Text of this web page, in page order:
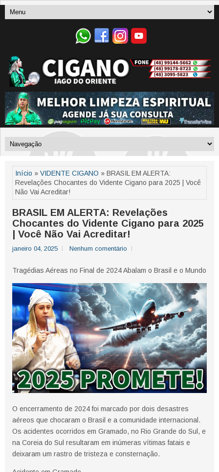
Início » VIDENTE CIGANO » BRASIL EM ALERTA:
Revelações Chocantes do Vidente Cigano para 2025 | Você
Não Vai Acreditar!
BRASIL EM ALERTA: Revelações
Chocantes do Vidente Cigano para 2025
| Você Não Vai Acreditar!
janeiro 04, 2025 Nenhum comentário
Tragédias Aéreas no Final de 2024 Abalam o Brasil e o Mundo
O encerramento de 2024 foi marcado por dois desastres
aéreos que chocaram o Brasil e a comunidade internacional.
Os acidentes ocorridos em Gramado, no Rio Grande do Sul, e
na Coreia do Sul resultaram em inúmeras vítimas fatais e
deixaram um rastro de tristeza e consternação.